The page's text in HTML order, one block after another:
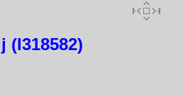
(I318582)